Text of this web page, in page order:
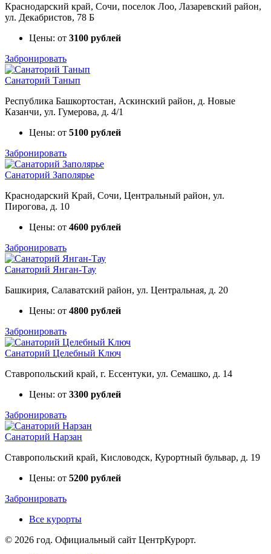
Краснодарский край, Сочи, поселок Лоо, Лазаревский район,
ул. Декабристов, 78 Б
Цены: от 3100 рублей
Забронировать
Санаторий Танып
Республика Башкортостан, Аскинский район, д. Новые
Казанчи, ул. Гумерова, д. 4/1
Цены: от 5100 рублей
Забронировать
Санаторий Заполярье
Краснодарский Край, Сочи, Центральный район, ул.
Пирогова, д. 10
Цены: от 4600 рублей
Забронировать
Санаторий Янган-Тау
Башкирия, Салаватский район, ул. Центральная, д. 20
Цены: от 4800 рублей
Забронировать
Санаторий Целебный Ключ
Ставропольский край, г. Ессентуки, ул. Семашко, д. 14
Цены: от 3300 рублей
Забронировать
Санаторий Нарзан
Ставропольский край, Кисловодск, Курортный бульвар, д. 19
Цены: от 5200 рублей
Забронировать
Все курорты
© 2026 год. Официальный сайт ЦентрКурорт.